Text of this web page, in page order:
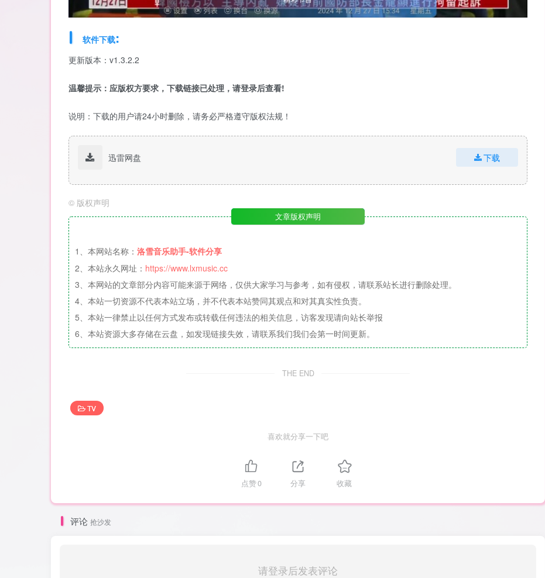
软件下载:
更新版本：v1.3.2.2
温馨提示：应版权方要求，下载链接已处理，请登录后查看!
说明：下载的用户请24小时删除，请务必严格遵守版权法规！
迅雷网盘 下载
© 版权声明
文章版权声明
1、本网站名称： 洛雪音乐助手-软件分享
2、本站永久网址： https://www.lxmusic.cc
3、本网站的文章部分内容可能来源于网络，仅供大家学习与参考，如有侵权，请联系站长进行删除处理。
4、本站一切资源不代表本站立场，并不代表本站赞同其观点和对其真实性负责。
5、本站一律禁止以任何方式发布或转载任何违法的相关信息，访客发现请向站长举报
6、本站资源大多存储在云盘，如发现链接失效，请联系我们我们会第一时间更新。
THE END
TV
喜欢就分享一下吧
点赞0 分享 收藏
评论 抢沙发
请登录后发表评论